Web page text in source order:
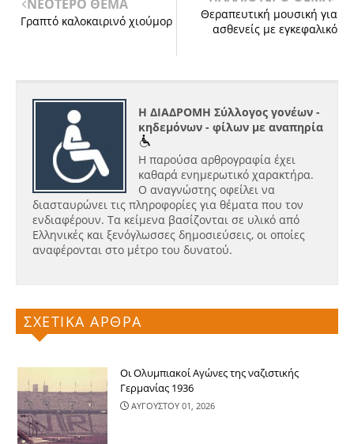
ΝΕΟΤΕΡΟ ΘΕΜΑ
Γραπτό καλοκαιρινό χιούμορ
Θεραπευτική μουσική για
ασθενείς με εγκεφαλικό
Η ΔΙΑΔΡΟΜΗ Σύλλογος γονέων -
κηδεμόνων - φίλων με αναπηρία
Η παρούσα αρθρογραφία έχει
καθαρά ενημερωτικό χαρακτήρα.
Ο αναγνώστης οφείλει να
διασταυρώνει τις πληροφορίες για θέματα που τον
ενδιαφέρουν. Τα κείμενα βασίζονται σε υλικό από
Ελληνικές και ξενόγλωσσες δημοσιεύσεις, οι οποίες
αναφέρονται στο μέτρο του δυνατού.
ΣΧΕΤΙΚΑ ΑΡΘΡΑ
Οι Ολυμπιακοί Αγώνες της ναζιστικής
Γερμανίας 1936
ΑΥΓΟΥΣΤΟΥ 01, 2026